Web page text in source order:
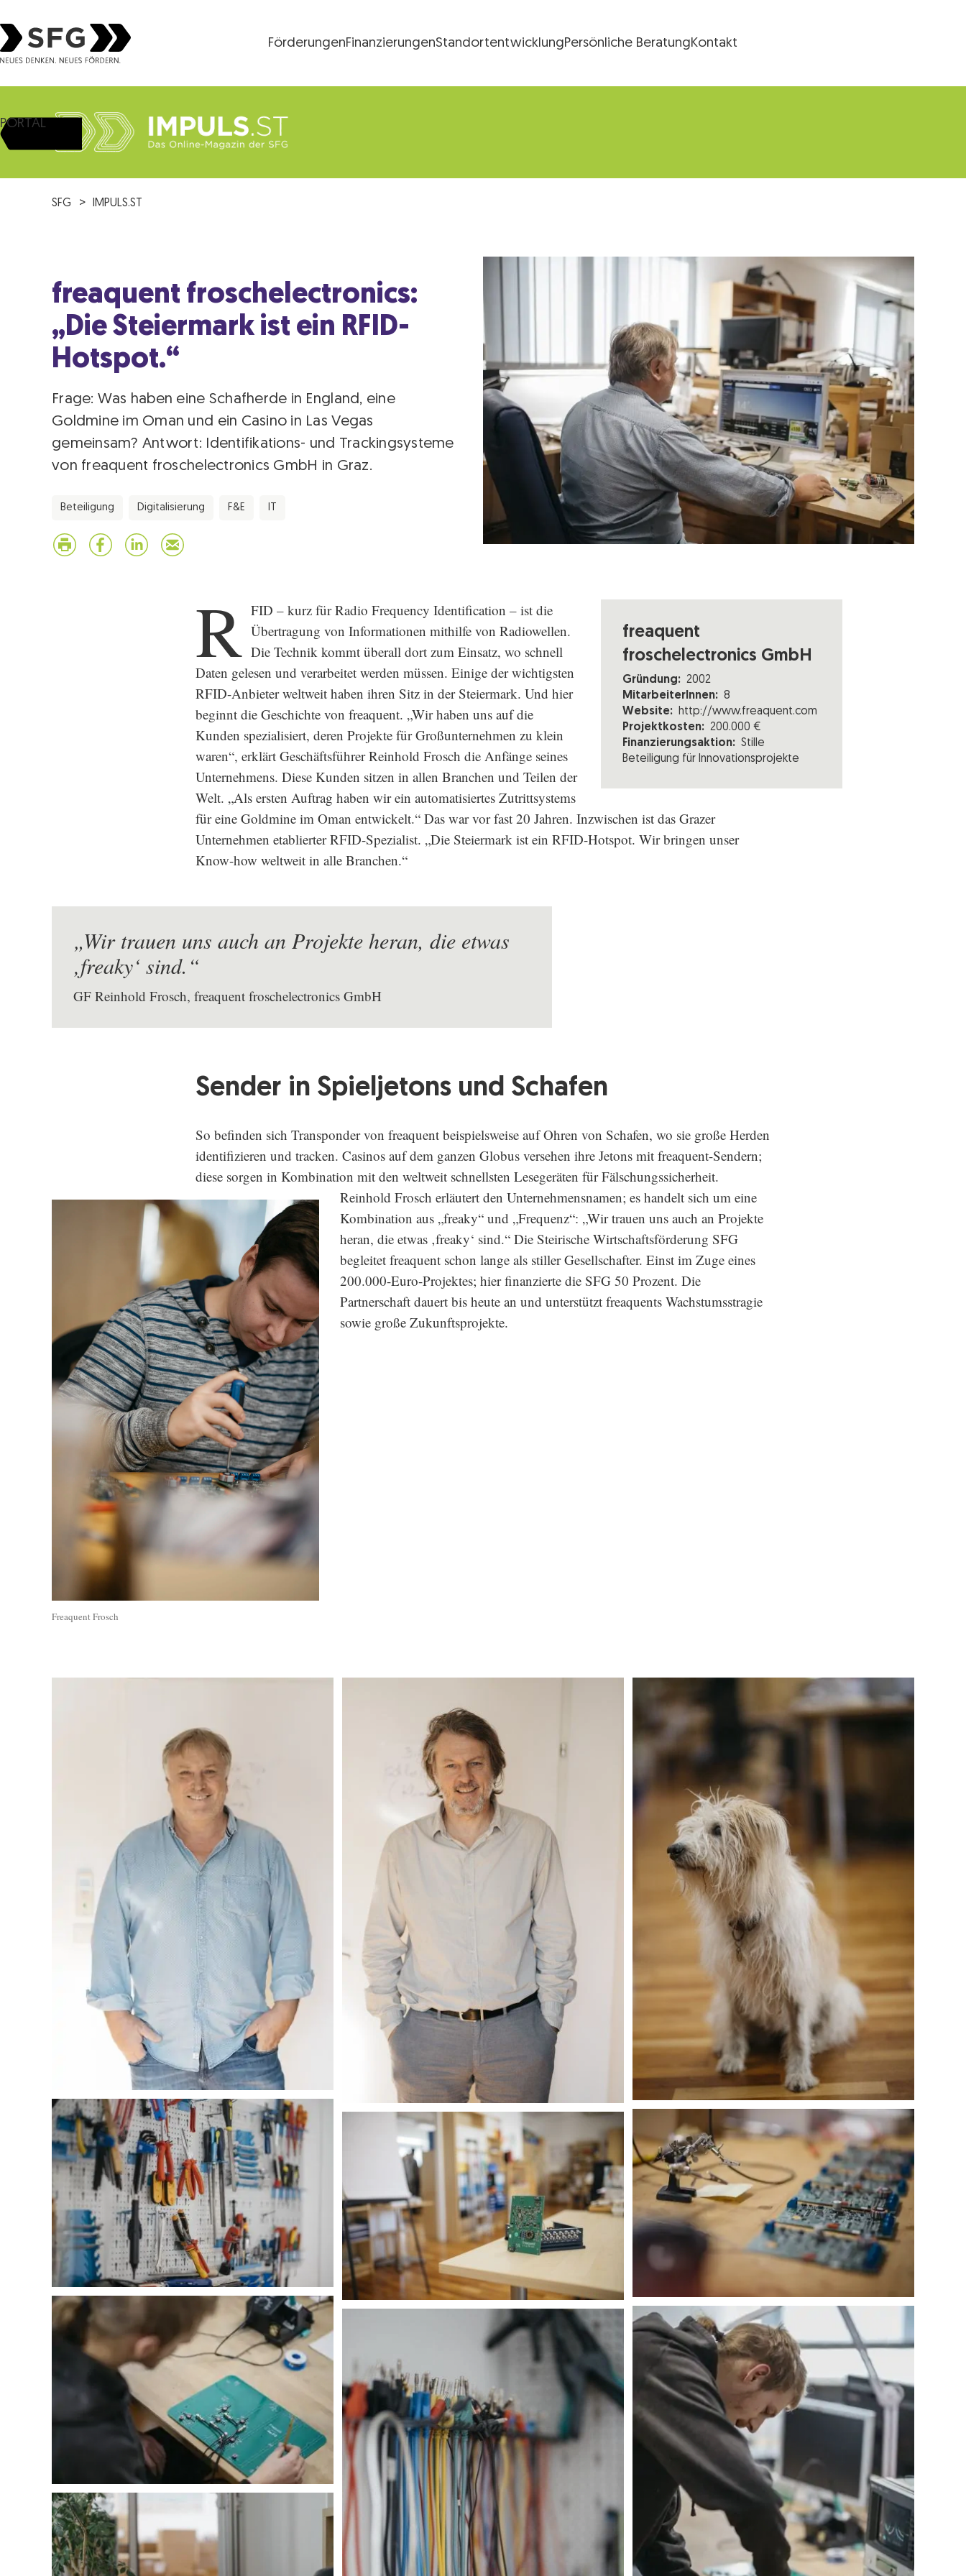
FörderungenFinanzierungenStandortentwicklungPersönliche BeratungKontakt
PORTAL
SFG IMPULS.ST
freaquent froschelectronics:
„Die Steiermark ist ein RFID-
Hotspot.“
Frage: Was haben eine Schafherde in England, eine
Goldmine im Oman und ein Casino in Las Vegas
gemeinsam? Antwort: Identifikations- und Trackingsysteme
von freaquent froschelectronics GmbH in Graz.
Beteiligung Digitalisierung F&E IT
freaquent
froschelectronics GmbH
Gründung: 2002
MitarbeiterInnen: 8
Website:
http://www.freaquent.com
Projektkosten: 200.000 €
Finanzierungsaktion: Stille
Beteiligung für Innovationsprojekte
R FID – kurz für Radio Frequency Identification – ist die
Übertragung von Informationen mithilfe von Radiowellen.
Die Technik kommt überall dort zum Einsatz, wo schnell
Daten gelesen und verarbeitet werden müssen. Einige der wichtigsten
RFID-Anbieter weltweit haben ihren Sitz in der Steiermark. Und hier
beginnt die Geschichte von freaquent. „Wir haben uns auf die
Kunden spezialisiert, deren Projekte für Großunternehmen zu klein
waren“, erklärt Geschäftsführer Reinhold Frosch die Anfänge seines
Unternehmens. Diese Kunden sitzen in allen Branchen und Teilen der
Welt. „Als ersten Auftrag haben wir ein automatisiertes Zutrittsystems
für eine Goldmine im Oman entwickelt.“ Das war vor fast 20 Jahren. Inzwischen ist das Grazer
Unternehmen etablierter RFID-Spezialist. „Die Steiermark ist ein RFID-Hotspot. Wir bringen unser
Know-how weltweit in alle Branchen.“
„Wir trauen uns auch an Projekte heran, die etwas
‚freaky‘ sind.“
GF Reinhold Frosch, freaquent froschelectronics GmbH
Sender in Spieljetons und Schafen
Freaquent Frosch
So befinden sich Transponder von freaquent beispielsweise auf Ohren von Schafen, wo sie große Herden
identifizieren und tracken. Casinos auf dem ganzen Globus versehen ihre Jetons mit freaquent-Sendern;
diese sorgen in Kombination mit den weltweit schnellsten Lesegeräten für Fälschungssicherheit.
Reinhold Frosch erläutert den Unternehmensnamen; es handelt sich um eine
Kombination aus „freaky“ und „Frequenz“: „Wir trauen uns auch an Projekte
heran, die etwas ‚freaky‘ sind.“ Die Steirische Wirtschaftsförderung SFG
begleitet freaquent schon lange als stiller Gesellschafter. Einst im Zuge eines
200.000-Euro-Projektes; hier finanzierte die SFG 50 Prozent. Die
Partnerschaft dauert bis heute an und unterstützt freaquents Wachstumsstragie
sowie große Zukunftsprojekte.